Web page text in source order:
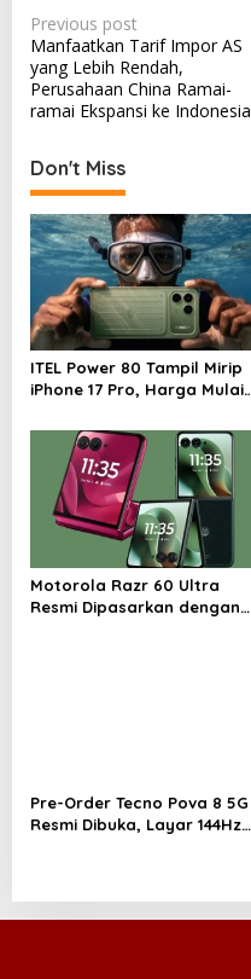
P
o
s
t
n
a
v
i
g
a
t
i
o
Previous post
Manfaatkan Tarif Impor AS
yang Lebih Rendah,
Perusahaan China Ramai-
ramai Ekspansi ke Indonesia
Don't Miss
ITEL Power 80 Tampil Mirip
iPhone 17 Pro, Harga Mulai
Motorola Razr 60 Ultra
Resmi Dipasarkan dengan
Pre-Order Tecno Pova 8 5G
Resmi Dibuka, Layar 144Hz